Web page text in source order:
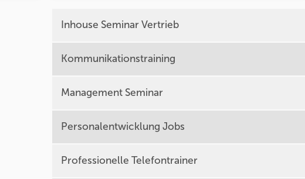
Inhouse Seminar Vertrieb
Kommunikationstraining
Management Seminar
Personalentwicklung Jobs
Professionelle Telefontrainer